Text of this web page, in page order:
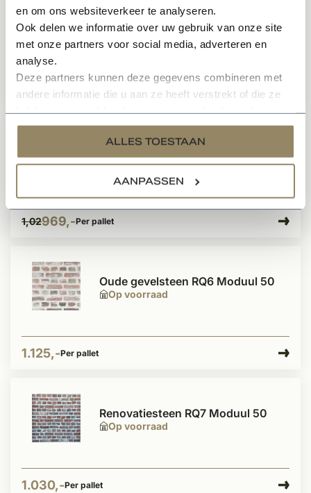
en om ons websiteverkeer te analyseren.
Ook delen we informatie over uw gebruik van onze site
met onze partners voor social media, adverteren en
analyse.
Deze partners kunnen deze gegevens combineren met
andere informatie die u aan ze heeft verstrekt of die ze
services.
ALLES TOESTAAN
AANPASSEN
Op voorraad
Gevelsteen KQ105 Moduul 50
1.264,- Per pallet
Gevelsteen Kempisch Rustica
Moduul 50
1,02969,-Per pallet
Op voorraad
Oude gevelsteen RQ6 Moduul 50
1.125,-Per pallet
Op voorraad
Renovatiesteen RQ7 Moduul 50
1.030,-Per pallet